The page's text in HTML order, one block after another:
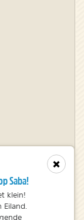
Sluit
Saba!
klein!